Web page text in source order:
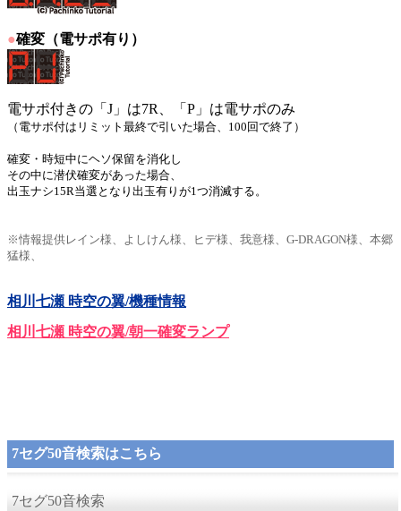
●確変（電サポ有り）
電サポ付きの「J」は7R、「P」は電サポのみ
（電サポ付はリミット最終で引いた場合、100回で終了）
確変・時短中にヘソ保留を消化し
その中に潜伏確変があった場合、
出玉ナシ15R当選となり出玉有りが1つ消滅する。
※情報提供レイン様、よしけん様、ヒデ様、我意様、G-DRAGON様、本郷
猛様、
相川七瀬 時空の翼/機種情報
相川七瀬 時空の翼/朝一確変ランプ
7セグ50音検索はこちら
7セグ50音検索